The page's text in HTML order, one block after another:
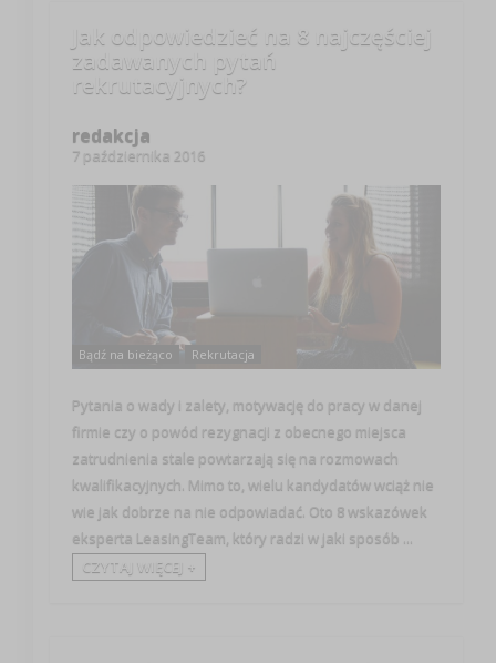
Jak odpowiedzieć na 8 najczęściej
zadawanych pytań
rekrutacyjnych?
redakcja
7 października 2016
Bądź na bieżąco Rekrutacja
Pytania o wady i zalety, motywację do pracy w danej
firmie czy o powód rezygnacji z obecnego miejsca
zatrudnienia stale powtarzają się na rozmowach
kwalifikacyjnych. Mimo to, wielu kandydatów wciąż nie
wie jak dobrze na nie odpowiadać. Oto 8 wskazówek
eksperta LeasingTeam, który radzi w jaki sposób ...
CZYTAJ WIĘCEJ +